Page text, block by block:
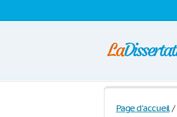
Page d'accueil /